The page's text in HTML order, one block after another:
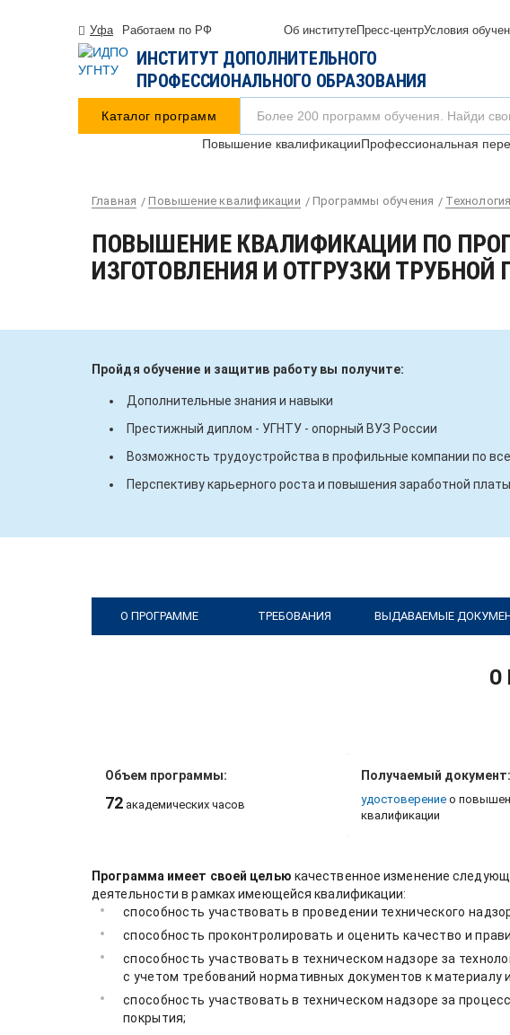
Уфа Работаем по РФ Об институтеПресс-центрУсловия
ИНСТИТУТ ДОПОЛНИТЕЛЬНОГО
ПРОФЕССИОНАЛЬНОГО ОБРАЗОВАНИЯ
Каталог программ
Повышение квалификацииПрофессиональная
Главная Повышение квалификации Программы обучения
ПОВЫШЕНИЕ КВАЛИФИКАЦИИ ПО
ИЗГОТОВЛЕНИЯ И ОТГРУЗКИ
Пройдя обучение и защитив работу вы получите:
Дополнительные знания и навыки
Престижный диплом - УГНТУ - опорный ВУЗ России
Возможность трудоустройства в профильные компании по
Перспективу карьерного роста и повышения заработной платы
О ПРОГРАММЕ ТРЕБОВАНИЯ ВЫДАВАЕМЫЕ
О
Объем программы:
72 академических часов
Получаемый документ:
удостоверение о
квалификации
Программа имеет своей целью качественное изменение
деятельности в рамках имеющейся квалификации:
способность участвовать в проведении технического
способность проконтролировать и оценить качество и
способность участвовать в техническом надзоре за
с учетом требований нормативных документов к материалу
способность участвовать в техническом надзоре за
покрытия;